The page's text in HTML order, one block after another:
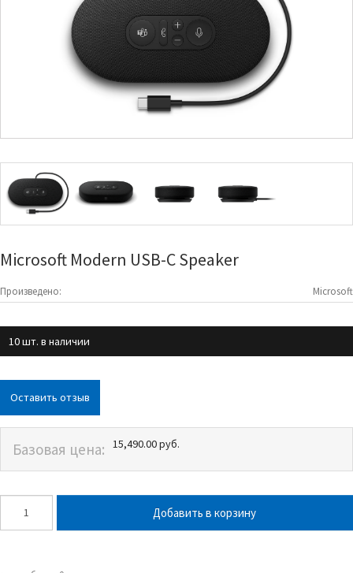
Microsoft Modern USB-C Speaker
Произведено: Microsoft
10 шт. в наличии
Оставить отзыв
Базовая цена: 15,490.00 руб.